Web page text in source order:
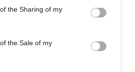
the Sharing of my
the Sale of my